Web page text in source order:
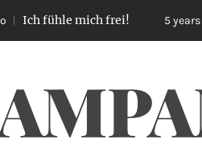
mich frei! 5 years ago